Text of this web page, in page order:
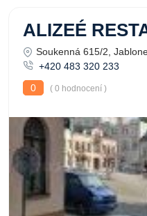
ALIZEÉ
Soukenná 615/2,
+420 483 320 233
0
( 0 hodnocení )